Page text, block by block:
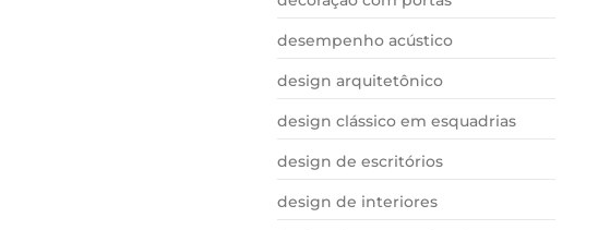
desempenho acústico
design arquitetônico
design clássico em esquadrias
design de escritórios
design de interiores